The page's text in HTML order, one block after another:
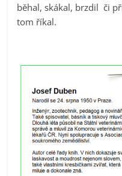
běhal, skákal, brzdil či
tom říkal.